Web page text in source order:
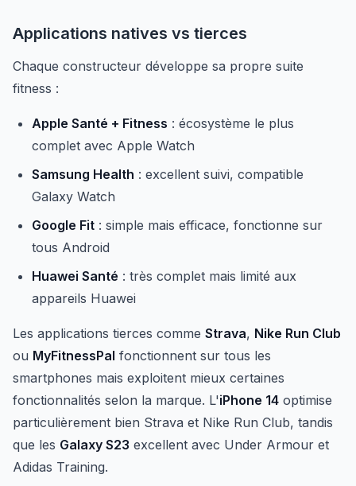
Applications natives vs tierces
Chaque constructeur développe sa propre suite
fitness :
Apple Santé + Fitness : écosystème le plus
complet avec Apple Watch
Samsung Health : excellent suivi, compatible
Galaxy Watch
Google Fit : simple mais efficace, fonctionne sur
tous Android
Huawei Santé : très complet mais limité aux
appareils Huawei
Les applications tierces comme Strava, Nike Run Club
ou MyFitnessPal fonctionnent sur tous les
smartphones mais exploitent mieux certaines
fonctionnalités selon la marque. L'iPhone 14 optimise
particulièrement bien Strava et Nike Run Club, tandis
que les Galaxy S23 excellent avec Under Armour et
Adidas Training.